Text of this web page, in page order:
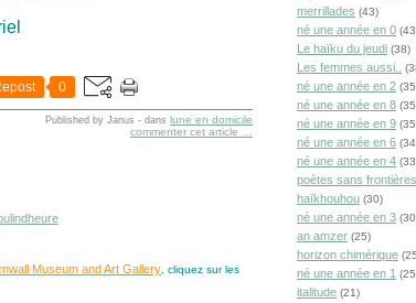
0
Published by Janus - dans lune en domicile
commenter cet article
Museum and Art Gallery, cliquez sur les
merrillades (43)
né une année en 0
Le haïku du jeudi (38)
Les femmes aussi..
né une année en 2
né une année en 8
né une année en 9
né une année en 6
né une année en 4
poètes sans frontières
haïkhouhou (30)
né une année en 3
an amzer (25)
horizon chimérique
né une année en 1
italitude (21)